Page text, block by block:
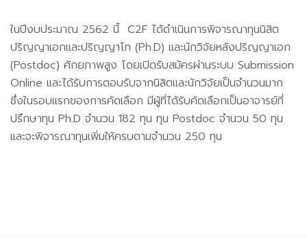
ในปีงบประมาณ 2562 นี้ C2F ได้ดำเนินการพิจารณาทุนนิสิต
ปริญญาเอกและปริญญาโท (Ph.D) และนักวิจัยหลังปริญญาเอก
(Postdoc) ศักยภาพสูง โดยเปิดรับสมัครผ่านระบบ Submission
Online และได้รับการตอบรับจากนิสิตและนักวิจัยเป็นจำนวนมาก
ซึ่งในรอบแรกของการคัดเลือก มีผู้ที่ได้รับคัดเลือกเป็นอาจารย์ที่
ปรึกษาทุน Ph.D จำนวน 182 ทุน ทุน Postdoc จำนวน 50 ทุน
และจะพิจารณาทุนเพิ่มให้ครบตามจำนวน 250 ทุน